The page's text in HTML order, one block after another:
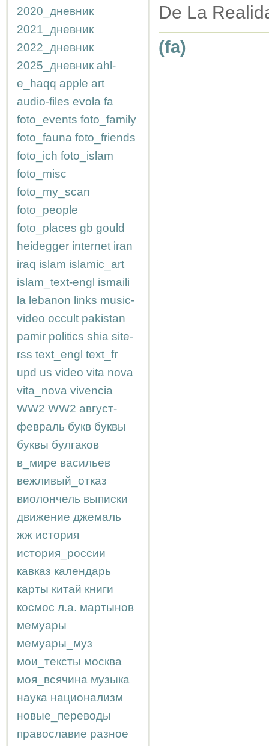
2020_дневник
2021_дневник
2022_дневник
2025_дневник ahl-
e_haqq apple art
audio-files evola fa
foto_events foto_family
foto_fauna foto_friends
foto_ich foto_islam
foto_misc
foto_my_scan
foto_people
foto_places gb gould
heidegger internet iran
iraq islam islamic_art
islam_text-engl ismaili
la lebanon links music-
video occult pakistan
pamir politics shia site-
rss text_engl text_fr
upd us video vita nova
vita_nova vivencia
WW2 WW2 август-
февраль букв буквы
буквы булгаков
в_мире васильев
вежливый_отказ
виолончель выписки
движение джемаль
жж история
история_россии
кавказ календарь
карты китай книги
космос л.а. мартынов
мемуары
мемуары_муз
мои_тексты москва
моя_всячина музыка
наука национализм
новые_переводы
православие разное
De La
(fa)